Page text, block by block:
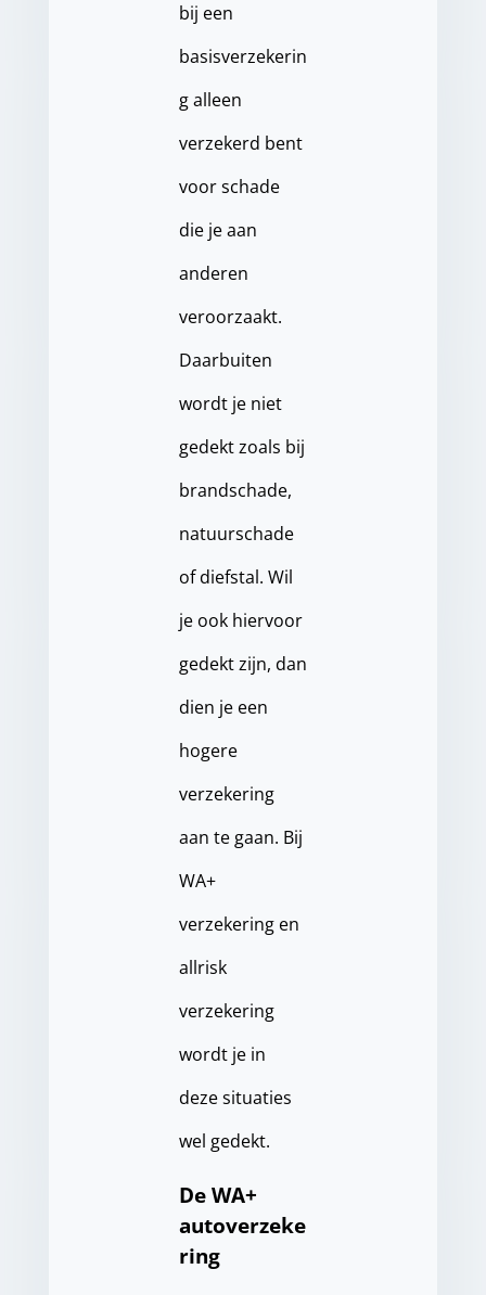
bij een
basisverzekerin
g alleen
verzekerd bent
voor schade
die je aan
anderen
veroorzaakt.
Daarbuiten
wordt je niet
gedekt zoals bij
brandschade,
natuurschade
of diefstal. Wil
je ook hiervoor
gedekt zijn, dan
dien je een
hogere
verzekering
aan te gaan. Bij
WA+
verzekering en
allrisk
verzekering
wordt je in
deze situaties
wel gedekt.
De WA+
autoverzeke
ring